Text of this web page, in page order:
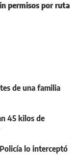
permisos por ruta
de una familia
45 kilos de
lo interceptó